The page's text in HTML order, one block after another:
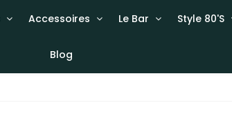
Accessoires Le Bar Style 80'S
Blog